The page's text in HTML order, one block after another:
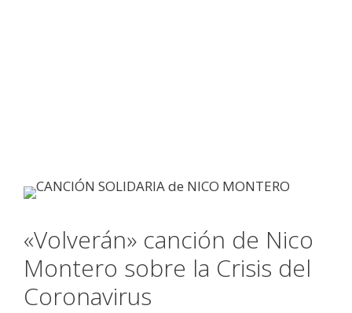
«Volverán» canción de Nico
Montero sobre la Crisis del
Coronavirus